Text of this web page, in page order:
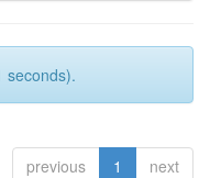
seconds).
previous 1 next